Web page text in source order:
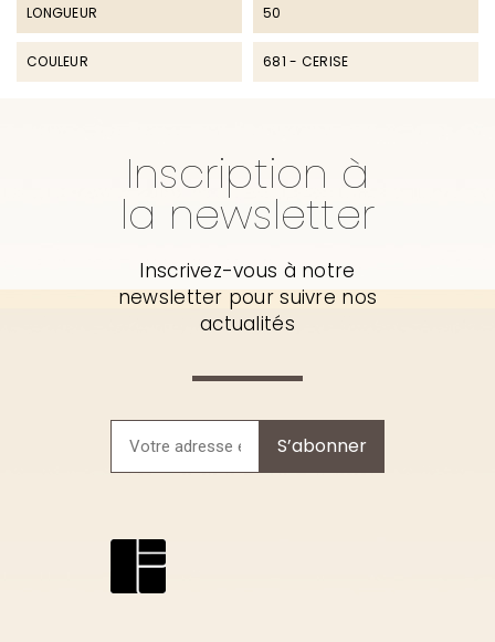
LONGUEUR
COULEUR
50
681 - CERISE
Inscription à
la newsletter
Inscrivez-vous à notre
newsletter pour suivre nos
actualités
S’abonner